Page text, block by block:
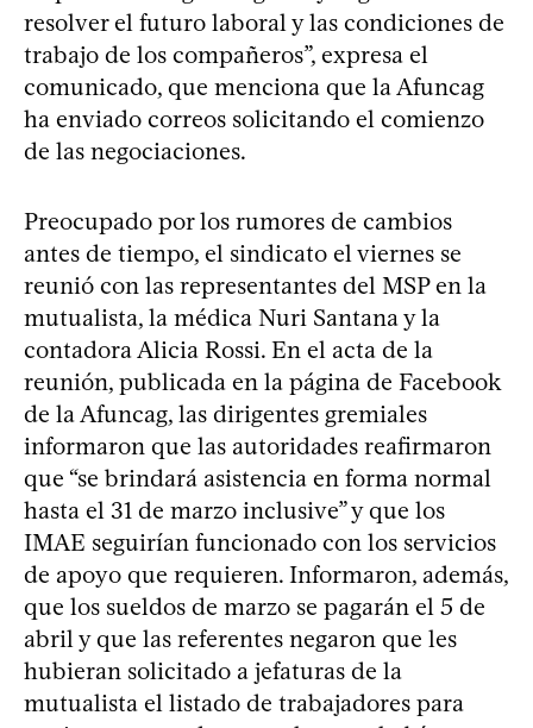
resolver el futuro laboral y las condiciones de
trabajo de los compañeros”, expresa el
comunicado, que menciona que la Afuncag
ha enviado correos solicitando el comienzo
de las negociaciones.
Preocupado por los rumores de cambios
antes de tiempo, el sindicato el viernes se
reunió con las representantes del MSP en la
mutualista, la médica Nuri Santana y la
contadora Alicia Rossi. En el acta de la
reunión, publicada en la página de Facebook
de la Afuncag, las dirigentes gremiales
informaron que las autoridades reafirmaron
que “se brindará asistencia en forma normal
hasta el 31 de marzo inclusive” y que los
IMAE seguirían funcionado con los servicios
de apoyo que requieren. Informaron, además,
que los sueldos de marzo se pagarán el 5 de
abril y que las referentes negaron que les
hubieran solicitado a jefaturas de la
mutualista el listado de trabajadores para